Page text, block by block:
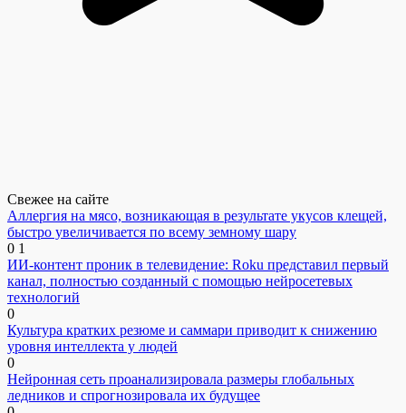
Свежее на сайте
Аллергия на мясо, возникающая в результате укусов клещей,
быстро увеличивается по всему земному шару
0 1
ИИ-контент проник в телевидение: Roku представил первый
канал, полностью созданный с помощью нейросетевых
технологий
0
Культура кратких резюме и саммари приводит к снижению
уровня интеллекта у людей
0
Нейронная сеть проанализировала размеры глобальных
ледников и спрогнозировала их будущее